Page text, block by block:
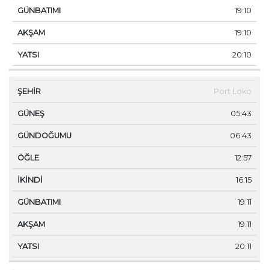
19:10
19:10
20:10
Port Loko
05:43
06:43
12:57
16:15
19:11
19:11
20:11